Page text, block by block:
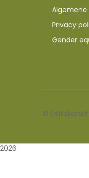
Algemene
Privacy
Gender
©
2026